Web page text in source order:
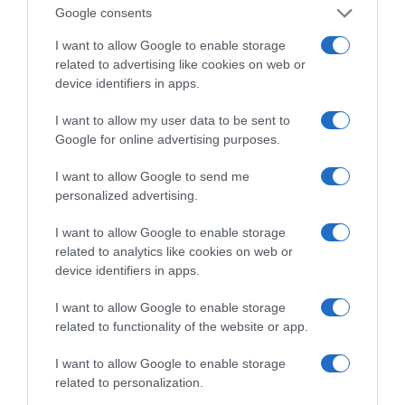
Google consents
I want to allow Google to enable storage
related to advertising like cookies on web or
device identifiers in apps.
I want to allow my user data to be sent to
Google for online advertising purposes.
I want to allow Google to send me
personalized advertising.
I want to allow Google to enable storage
related to analytics like cookies on web or
device identifiers in apps.
I want to allow Google to enable storage
related to functionality of the website or app.
I want to allow Google to enable storage
related to personalization.
ελευθερία της ναυσιπλοΐας αποτελεί μια
εξαιρετικά σημαντική αρχή για την Ελλάδα. Οι
Ιρανοί έχουν καταστήσει σαφές ότι επιθυμούν
να επιβάλλουν τέλη για τη διέλευση από τα
εταιρειών του ενεργειακού τομέα με τους
οποίους έχω συνομιλήσει έχουν πει «ίσως θα